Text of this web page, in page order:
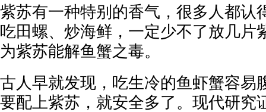
紫苏有一种特别的香气，很多人都认
吃田螺、炒海鲜，一定少不了放几片
为紫苏能解鱼蟹之毒。
古人早就发现，吃生冷的鱼虾蟹容易
要配上紫苏，就安全多了。现代研究